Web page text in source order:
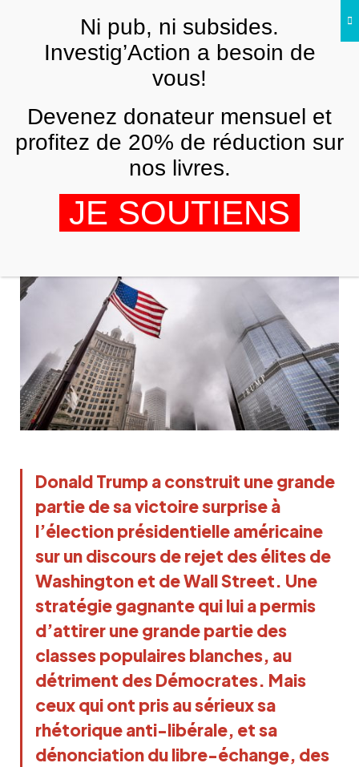
Dans la future administration Trump, un
ancien de Goldman Sachs au Trésor, un
pétrolier à l’Énergie et un lobbyiste
climato-sceptique à l’Environnement
OLIVIER PETITJEAN 10 NOVEMBRE 2016
Donald Trump a construit une grande
partie de sa victoire surprise à
l’élection présidentielle américaine
sur un discours de rejet des élites de
Washington et de Wall Street. Une
stratégie gagnante qui lui a permis
d’attirer une grande partie des
classes populaires blanches, au
détriment des Démocrates. Mais
ceux qui ont pris au sérieux sa
rhétorique anti-libérale, et sa
dénonciation du libre-échange, des
ANALYSES ET TÉMOIGNAGES
FRNi pub, ni subsides.
Investig’Action a besoin de
vous!
Devenez donateur mensuel et
profitez de 20% de réduction sur
nos livres.
JE SOUTIENS